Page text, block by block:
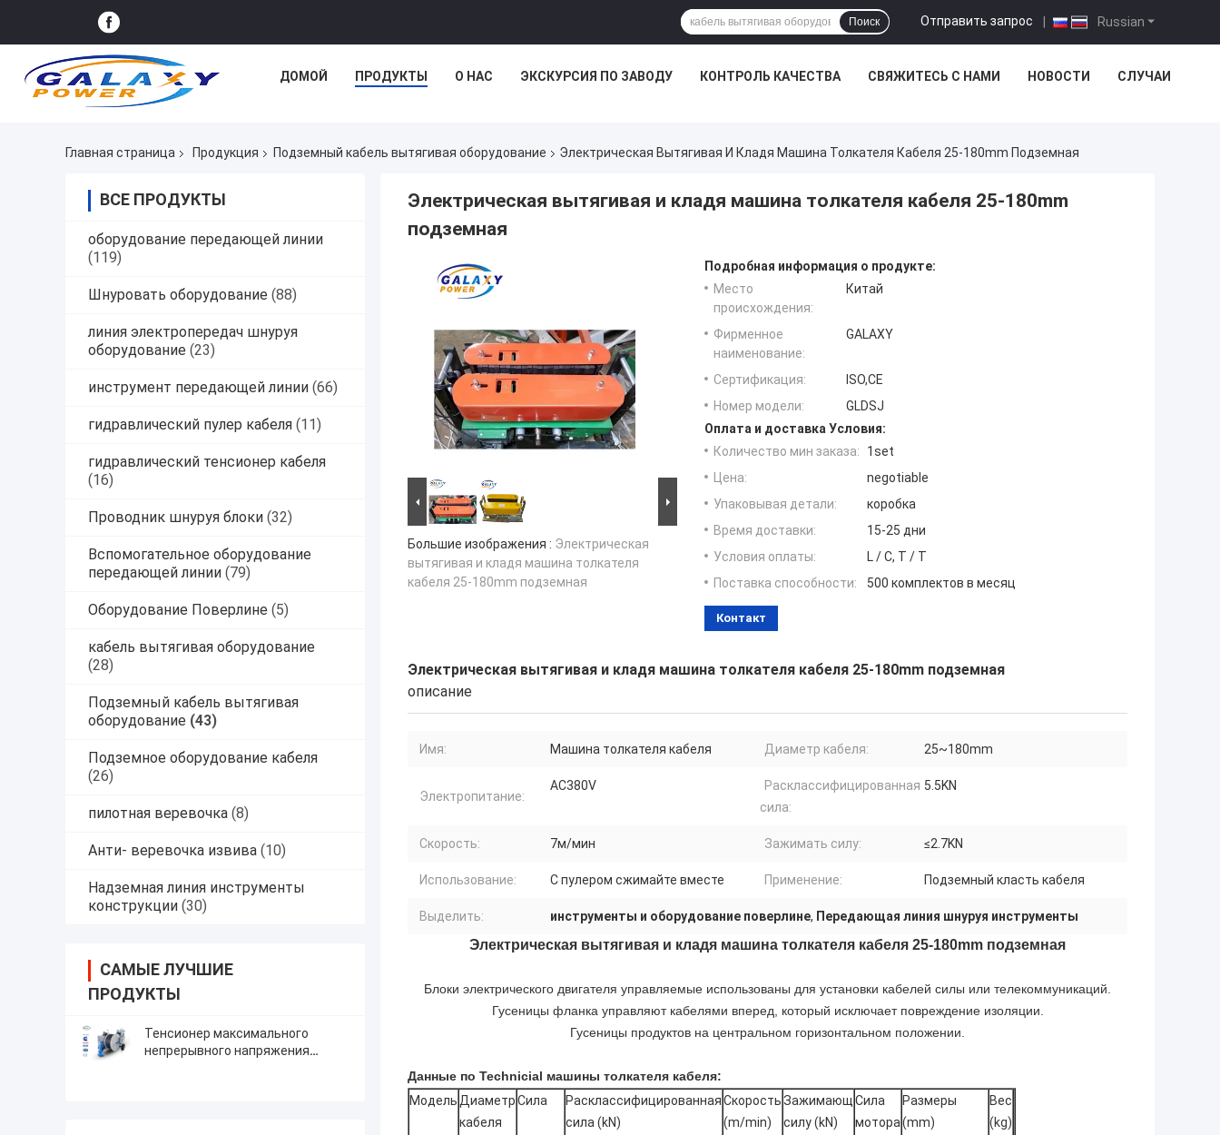
Russian
Отправить запрос |
Поиск
ДОМОЙ ПРОДУКТЫ О НАС ЭКСКУРСИЯ ПО ЗАВОДУ КОНТРОЛЬ КАЧЕСТВА СВЯЖИТЕСЬ С НАМИ НОВОСТИ СЛУЧАИ
Главная страница Продукция Подземный кабель вытягивая оборудование Электрическая Вытягивая И Кладя Машина Толкателя Кабеля 25-180mm Подземная
ВСЕ ПРОДУКТЫ
оборудование передающей линии
(119)
Шнуровать оборудование (88)
линия электропередач шнуруя
оборудование (23)
инструмент передающей линии (66)
гидравлический пулер кабеля (11)
гидравлический тенсионер кабеля
(16)
Проводник шнуруя блоки (32)
Вспомогательное оборудование
передающей линии (79)
Оборудование Поверлине (5)
кабель вытягивая оборудование
(28)
Подземный кабель вытягивая
оборудование (43)
Подземное оборудование кабеля
(26)
пилотная веревочка (8)
Анти- веревочка извива (10)
Надземная линия инструменты
конструкции (30)
САМЫЕ ЛУЧШИЕ
ПРОДУКТЫ
Тенсионер максимального
непрерывного напряжения
Электрическая вытягивая и кладя машина толкателя кабеля 25-180mm
подземная
Большие изображения : Электрическая
вытягивая и кладя машина толкателя
кабеля 25-180mm подземная
Подробная информация о продукте:
Место
происхождения:
Китай
Фирменное
наименование:
GALAXY
Сертификация:
ISO,CE
Номер модели:
GLDSJ
Оплата и доставка Условия:
Количество мин заказа:
1set
Цена:
negotiable
Упаковывая детали:
коробка
Время доставки:
15-25 дни
Условия оплаты:
L / C, T / T
Поставка способности:
500 комплектов в месяц
Контакт
Электрическая вытягивая и кладя машина толкателя кабеля 25-180mm подземная
описание
Имя: Машина толкателя кабеля Диаметр кабеля: 25~180mm
Электропитание:
AC380V
Расклассифицированная
сила:
5.5KN
Скорость: 7м/мин Зажимать силу: ≤2.7KN
Использование: С пулером сжимайте вместе Применение: Подземный класть кабеля
Выделить: инструменты и оборудование поверлине, Передающая линия шнуруя инструменты
Электрическая вытягивая и кладя машина толкателя кабеля 25-180mm подземная
Блоки электрического двигателя управляемые использованы для установки кабелей силы или телекоммуникаций.
Гусеницы фланка управляют кабелями вперед, который исключает повреждение изоляции.
Гусеницы продуктов на центральном горизонтальном положении.
Данные по Technicial машины толкателя кабеля:
МодельДиаметр
кабеля
Сила
Расклассифицированная
сила (kN)
Скорость
(m/min)
Зажимающ
силу (kN)
Сила
мотора
Размеры
(mm)
Вес
(kg)